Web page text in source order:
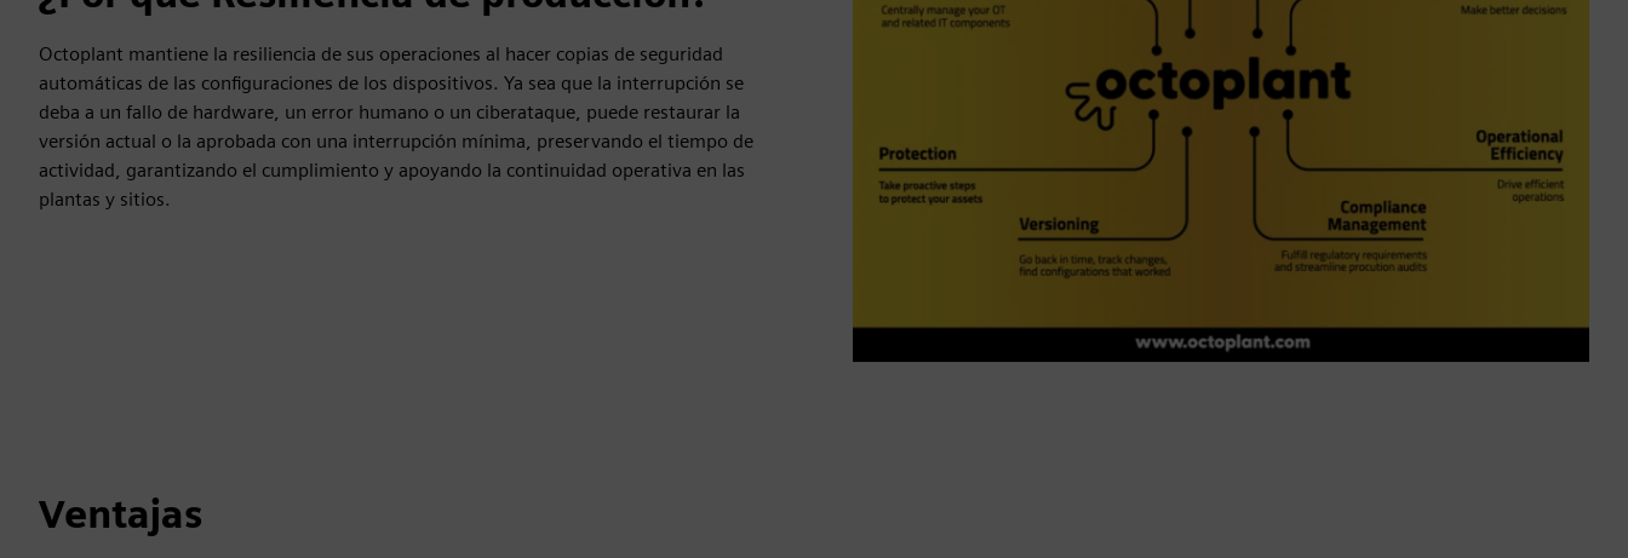
Octoplant mantiene la resiliencia de sus operaciones al hacer copias de seguridad
automáticas de las configuraciones de los dispositivos. Ya sea que la interrupción se
deba a un fallo de hardware, un error humano o un ciberataque, puede restaurar la
versión actual o la aprobada con una interrupción mínima, preservando el tiempo de
actividad, garantizando el cumplimiento y apoyando la continuidad operativa en las
plantas y sitios.
Ventajas